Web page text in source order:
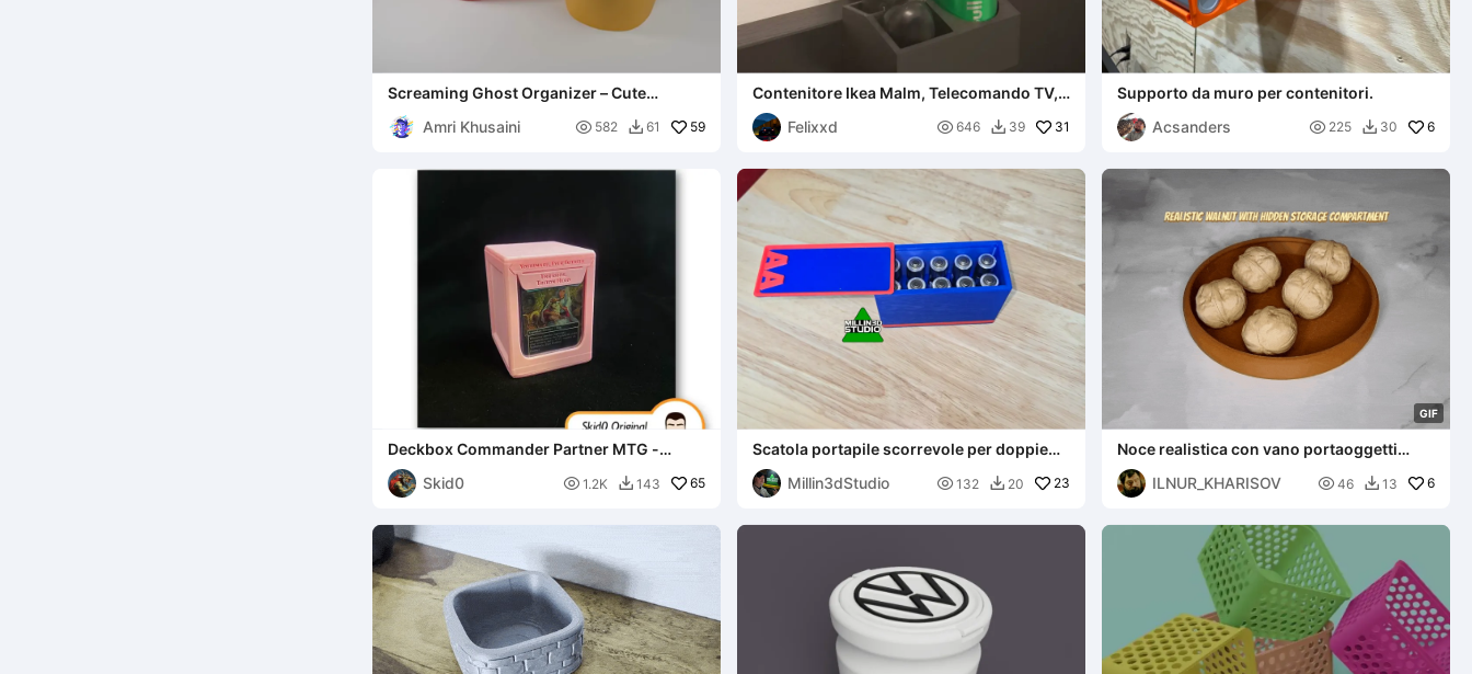
Screaming Ghost Organizer – Cute
Amri Khusaini
 582  61 59
Contenitore Ikea Malm, Telecomando TV,
Portabevande Red Bull
Felixxd
 646  39 31
Supporto da muro per contenitori.
Acsanders
 225  30 6
Deckbox Commander Partner MTG -
Personalizzabile
Skid0
 1.2K  143 65
Scatola portapile scorrevole per doppie
batterie AA
Millin3dStudio
 132  20 23
GIF
Noce realistica con vano portaoggetti
nascosto
ILNUR_KHARISOV
 46  13 6